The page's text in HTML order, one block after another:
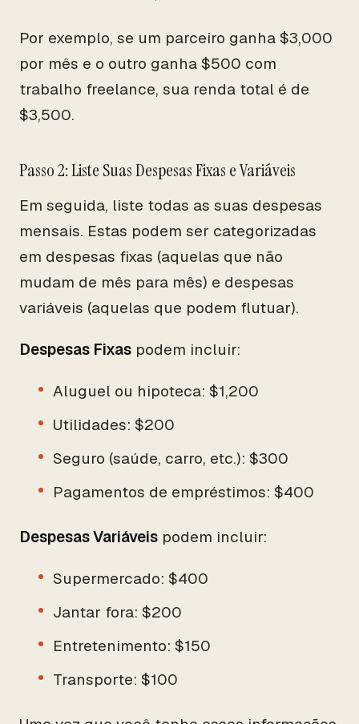
Por exemplo, se um parceiro ganha $3,000
por mês e o outro ganha $500 com
trabalho freelance, sua renda total é de
$3,500.
Passo 2: Liste Suas Despesas Fixas e Variáveis
Em seguida, liste todas as suas despesas
mensais. Estas podem ser categorizadas
em despesas fixas (aquelas que não
mudam de mês para mês) e despesas
variáveis (aquelas que podem flutuar).
Despesas Fixas podem incluir:
Aluguel ou hipoteca: $1,200
Utilidades: $200
Seguro (saúde, carro, etc.): $300
Pagamentos de empréstimos: $400
Despesas Variáveis podem incluir:
Supermercado: $400
Jantar fora: $200
Entretenimento: $150
Transporte: $100